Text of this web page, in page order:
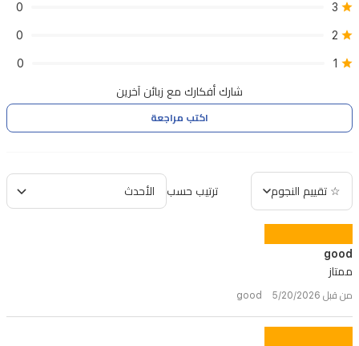
3
0
2
0
1
0
شارك أفكارك مع زبائن آخرين
اكتب مراجعة
☆ تقييم النجوم ترتيب حسب
good
ممتاز
من قبل good 5/20/2026